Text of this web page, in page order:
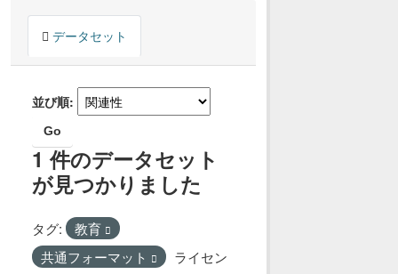
データセット
並び順
Go
1 件のデータセット
が見つかりました
タグ:
教育
共通フォーマット
ライセン